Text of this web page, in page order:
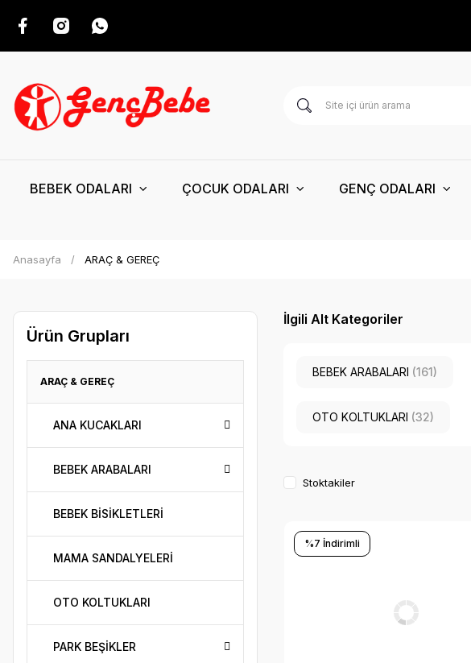
BEBEK ODALARI ÇOCUK ODALARI GENÇ ODALARI
Anasayfa ARAÇ & GEREÇ
Ürün Grupları
ARAÇ & GEREÇ
ANA KUCAKLARI
BEBEK ARABALARI
BEBEK BİSİKLETLERİ
MAMA SANDALYELERİ
OTO KOLTUKLARI
PARK BEŞİKLER
İlgili Alt Kategoriler
BEBEK ARABALARI (161)
OTO KOLTUKLARI (32)
Stoktakiler
%7 İndirimli